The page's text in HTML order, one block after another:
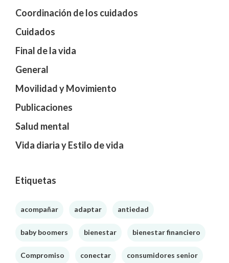
Coordinación de los cuidados
Cuidados
Final de la vida
General
Movilidad y Movimiento
Publicaciones
Salud mental
Vida diaria y Estilo de vida
Etiquetas
acompañar adaptar antiedad
baby boomers bienestar bienestar financiero
Compromiso conectar consumidores senior